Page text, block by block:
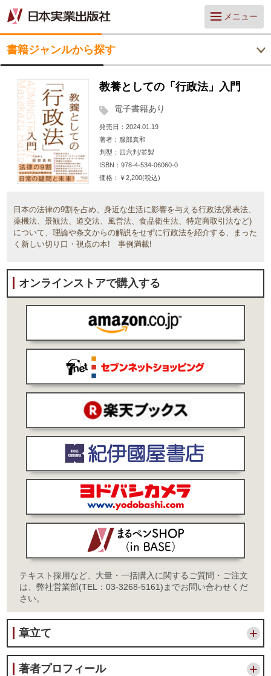
メニュー
書籍ジャンルから探す
教養としての「行政法」入門
電子書籍あり
発売日
2024.01.19
著者
服部真和
判型
四六判/並製
ISBN
978-4-534-06060-0
価格
￥2,200(税込)
日本の法律の9割を占め、身近な生活に影響を与える行政法(景表法、
薬機法、景観法、道交法、風営法、食品衛生法、特定商取引法など)
について、理論や条文からの解説をせずに行政法を紹介する、まった
く新しい切り口・視点の本! 事例満載!
オンラインストアで購入する
テキスト採用など、大量・一括購入に関するご質問・ご注文
は、弊社営業部(TEL：03-3268-5161)までお問い合わせくだ
さい。
章立て
著者プロフィール